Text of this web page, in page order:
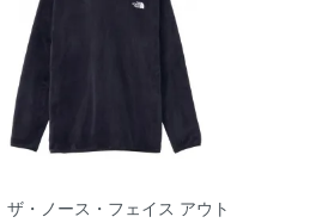
ザ・ノース・フェイス アウト